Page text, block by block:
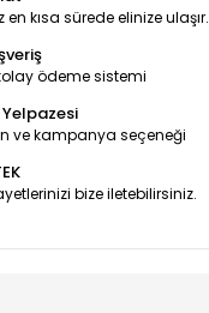
en kısa sürede elinize ulaşır.
ödeme sistemi
Yelpazesi
ve kampanya seçeneği
bize iletebilirsiniz.